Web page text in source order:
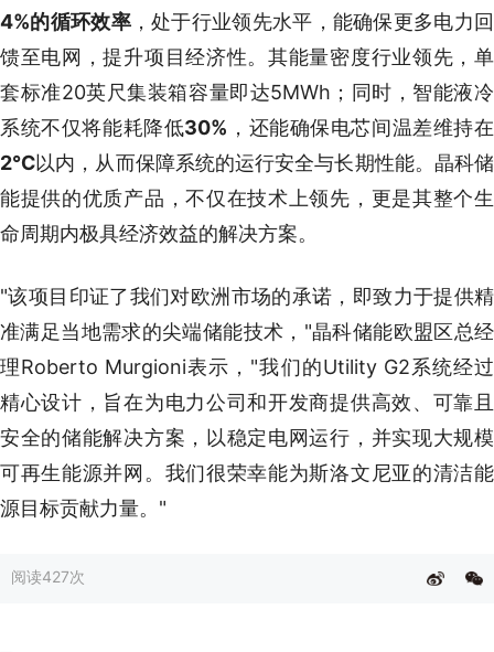
4%的循环效率，处于行业领先水平，能确保更多电力回
馈至电网，提升项目经济性。其能量密度行业领先，单
套标准20英尺集装箱容量即达5MWh；同时，智能液冷
系统不仅将能耗降低30% ，还能确保电芯间温差维持在
2℃以内，从而保障系统的运行安全与长期性能。晶科储
能提供的优质产品，不仅在技术上领先，更是其整个生
命周期内极具经济效益的解决方案。
"该项目印证了我们对欧洲市场的承诺，即致力于提供精
准满足当地需求的尖端储能技术，"晶科储能欧盟区总经
理Roberto Murgioni表示，"我们的Utility G2系统经过
精心设计，旨在为电力公司和开发商提供高效、可靠且
安全的储能解决方案，以稳定电网运行，并实现大规模
可再生能源并网。我们很荣幸能为斯洛文尼亚的清洁能
源目标贡献力量。"
阅读427次